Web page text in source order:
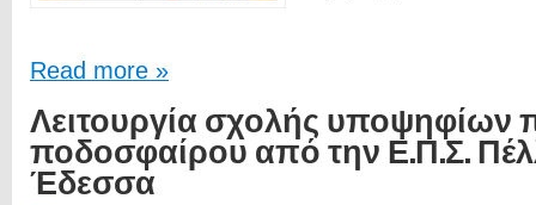
Read more »
Λειτουργία σχολής
ποδοσφαίρου από την Ε.Π.Σ.
Έδεσσα